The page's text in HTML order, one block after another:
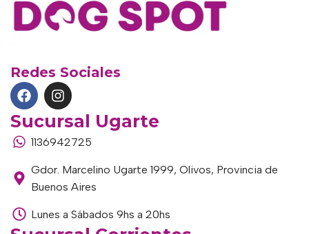
Redes Sociales
Sucursal Ugarte
1136942725
Gdor. Marcelino Ugarte 1999, Olivos, Provincia de
Buenos Aires
Lunes a Sábados 9hs a 20hs